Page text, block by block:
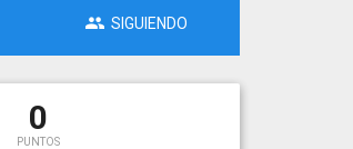
SIGUIENDO
0
PUNTOS